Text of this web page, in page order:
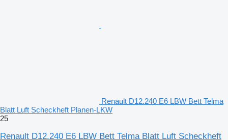
Renault D12.240 E6 LBW Bett Telma
Blatt Luft Scheckheft Planen-LKW
25
Renault D12.240 E6 LBW Bett Telma Blatt Luft Scheckheft